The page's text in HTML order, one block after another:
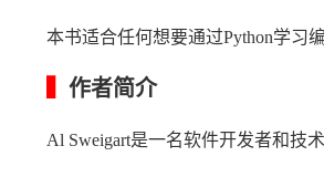
本书适合任何想要通过Python学习
作者简介
Al Sweigart是一名软件开发者和技